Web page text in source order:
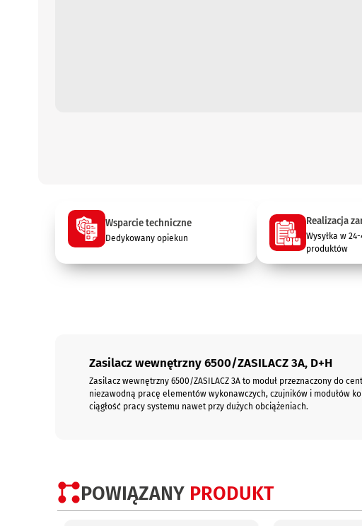
Wsparcie techniczne
Dedykowany opiekun
Realizacja
Wysyłka w
produktów
Zasilacz wewnętrzny 6500/ZASILACZ 3A, D+H
Zasilacz wewnętrzny 6500/ZASILACZ 3A to moduł przeznaczony do
niezawodną pracę elementów wykonawczych, czujników i modułów
ciągłość pracy systemu nawet przy dużych obciążeniach.
POWIĄZANY PRODUKT